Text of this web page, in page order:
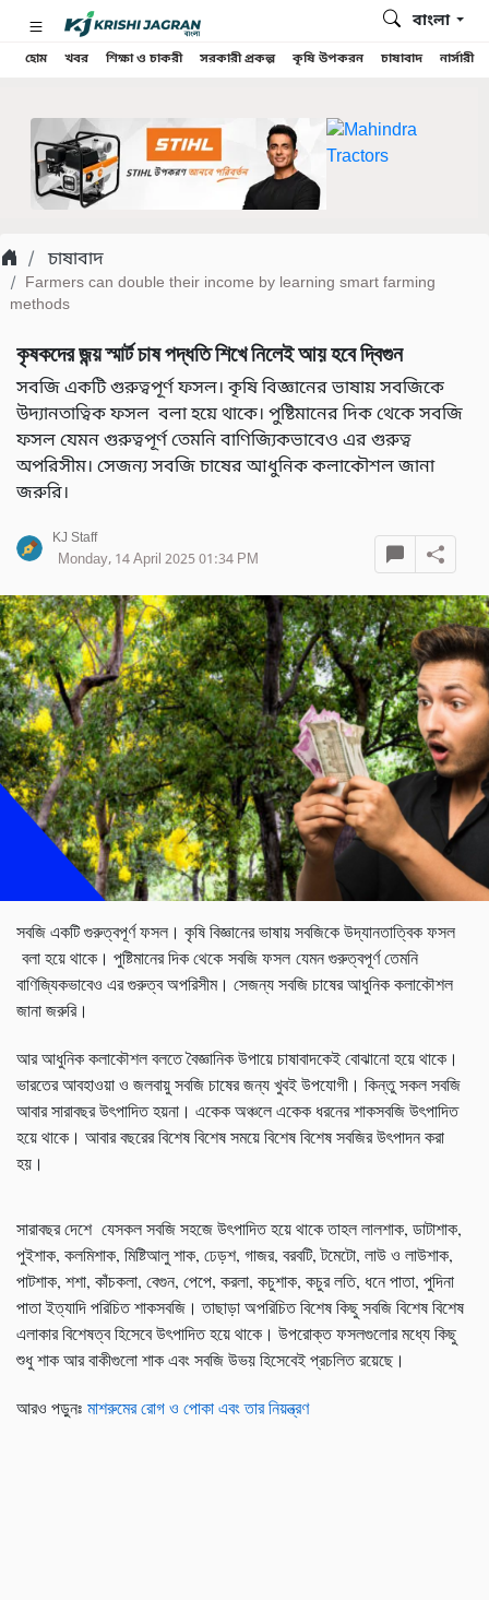
হোম খবর শিক্ষা ও চাকরী সরকারী প্রকল্প কৃষি উপকরন চাষাবাদ নার্সারী
বাংলা
চাষাবাদ
Farmers can double their income by learning smart farming
methods
কৃষকদের জন্য় স্মার্ট চাষ পদ্ধতি শিখে নিলেই আয় হবে দ্বিগুন
সবজি একটি গুরুত্বপূর্ণ ফসল। কৃষি বিজ্ঞানের ভাষায় সবজিকে
উদ্যানতাত্বিক ফসল বলা হয়ে থাকে। পুষ্টিমানের দিক থেকে সবজি
ফসল যেমন গুরুত্বপূর্ণ তেমনি বাণিজ্যিকভাবেও এর গুরুত্ব
অপরিসীম। সেজন্য সবজি চাষের আধুনিক কলাকৌশল জানা
জরুরি।
KJ Staff
Monday, 14 April 2025 01:34 PM
সবজি একটি গুরুত্বপূর্ণ ফসল। কৃষি বিজ্ঞানের ভাষায় সবজিকে উদ্যানতাত্বিক ফসল
বলা হয়ে থাকে। পুষ্টিমানের দিক থেকে সবজি ফসল যেমন গুরুত্বপূর্ণ তেমনি
বাণিজ্যিকভাবেও এর গুরুত্ব অপরিসীম। সেজন্য সবজি চাষের আধুনিক কলাকৌশল
জানা জরুরি।
আর আধুনিক কলাকৌশল বলতে বৈজ্ঞানিক উপায়ে চাষাবাদকেই বোঝানো হয়ে থাকে।
ভারতের আবহাওয়া ও জলবায়ু সবজি চাষের জন্য খুবই উপযোগী। কিন্তু সকল সবজি
আবার সারাবছর উৎপাদিত হয়না। একেক অঞ্চলে একেক ধরনের শাকসবজি উৎপাদিত
হয়ে থাকে। আবার বছরের বিশেষ বিশেষ সময়ে বিশেষ বিশেষ সবজির উৎপাদন করা
হয়।
সারাবছর দেশে যেসকল সবজি সহজে উৎপাদিত হয়ে থাকে তাহল লালশাক, ডাটাশাক,
পুইশাক, কলমিশাক, মিষ্টিআলু শাক, ঢেড়শ, গাজর, বরবটি, টমেটো, লাউ ও লাউশাক,
পাটশাক, শশা, কাঁচকলা, বেগুন, পেপে, করলা, কচুশাক, কচুর লতি, ধনে পাতা, পুদিনা
পাতা ইত্যাদি পরিচিত শাকসবজি। তাছাড়া অপরিচিত বিশেষ কিছু সবজি বিশেষ বিশেষ
এলাকার বিশেষত্ব হিসেবে উৎপাদিত হয়ে থাকে। উপরোক্ত ফসলগুলোর মধ্যে কিছু
শুধু শাক আর বাকীগুলো শাক এবং সবজি উভয় হিসেবেই প্রচলিত রয়েছে।
আরও পড়ুনঃ মাশরুমের রোগ ও পোকা এবং তার নিয়ন্ত্রণ